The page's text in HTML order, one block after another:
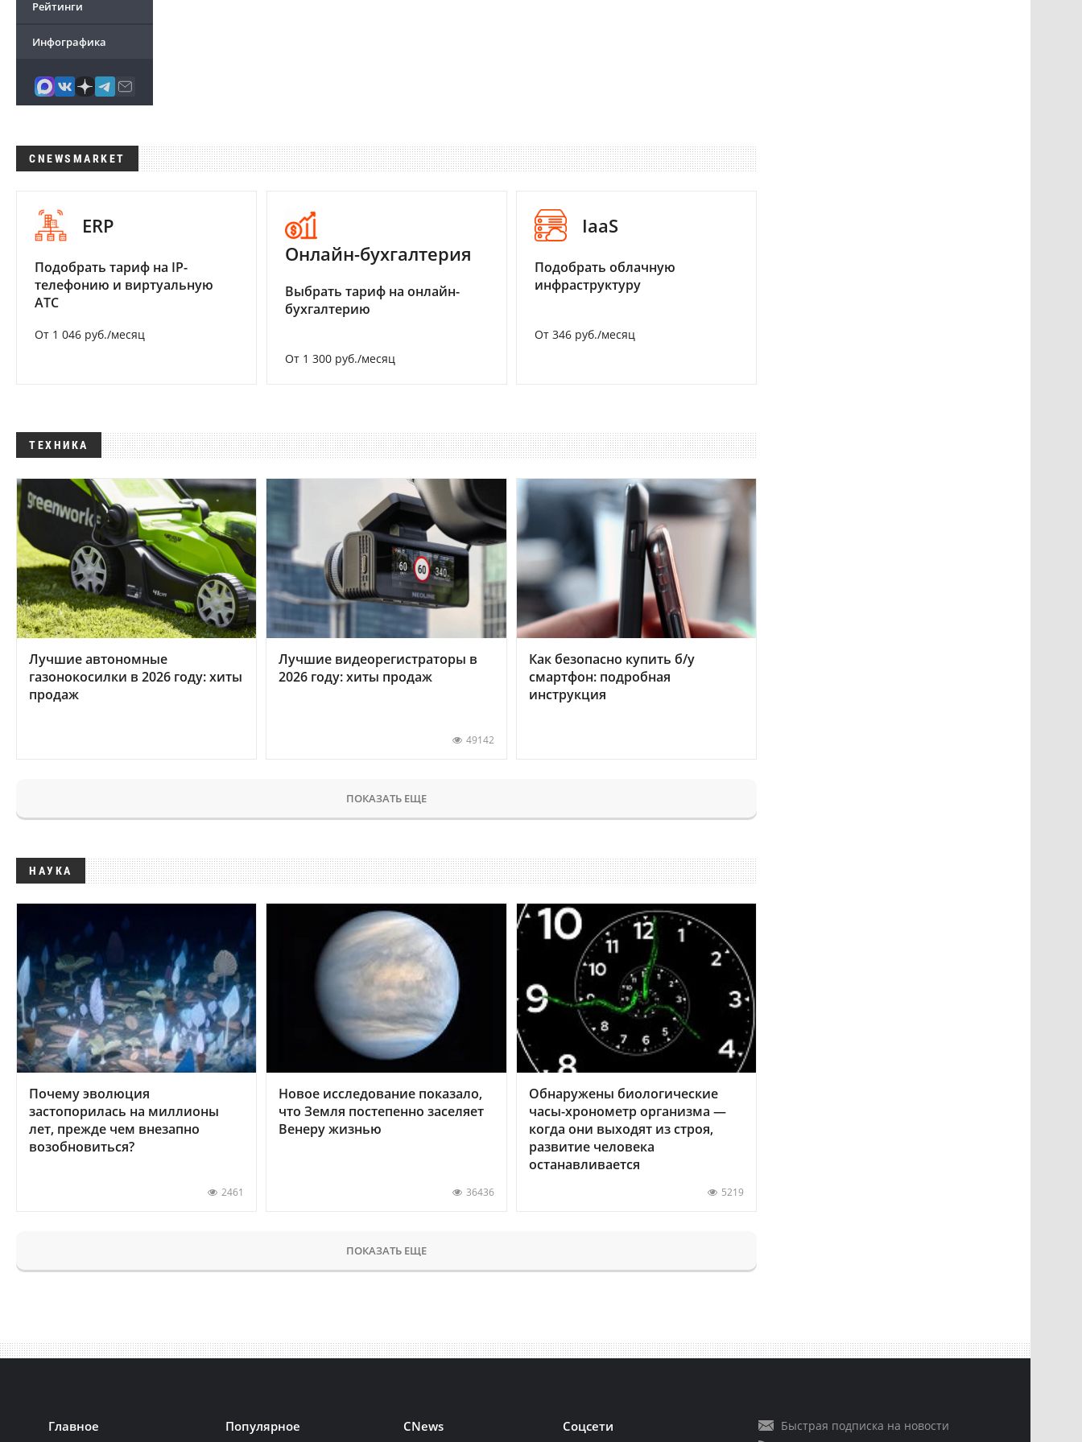
Рейтинги
Инфографика
CNEWSMARKET
ERP
Подобрать тариф на IP-
телефонию и виртуальную
АТС
От 1 046 руб./месяц
Онлайн-бухгалтерия
Выбрать тариф на онлайн-
бухгалтерию
От 1 300 руб./месяц
IaaS
Подобрать облачную
инфраструктуру
От 346 руб./месяц
ТЕХНИКА
Лучшие автономные
газонокосилки в 2026 году: хиты
продаж
Лучшие видеорегистраторы в
2026 году: хиты продаж
49142
Как безопасно купить б/у
смартфон: подробная
инструкция
ПОКАЗАТЬ ЕЩЕ
НАУКА
Почему эволюция
застопорилась на миллионы
лет, прежде чем внезапно
возобновиться?
2461
Новое исследование показало,
что Земля постепенно заселяет
Венеру жизнью
36436
Обнаружены биологические
часы-хронометр организма —
когда они выходят из строя,
развитие человека
останавливается
5219
ПОКАЗАТЬ ЕЩЕ
Главное Популярное CNews Соцсети
Быстрая подписка на новости